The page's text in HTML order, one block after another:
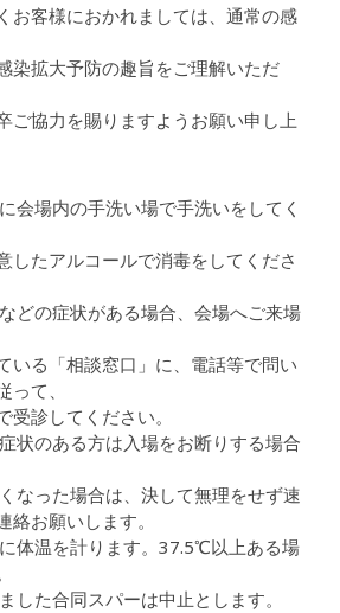
お客様におかれましては、通常の感
染拡大予防の趣旨をご理解いただ
ご協力を賜りますようお願い申し上
会場内の手洗い場で手洗いをしてく
したアルコールで消毒をしてくださ
どの症状がある場合、会場へご来場
いる「相談窓口」に、電話等で問い
て、
診してください。
状のある方は入場をお断りする場合
なった場合は、決して無理をせず速
お願いします。
体温を計ります。37.5℃以上ある場
した合同スパーは中止とします。